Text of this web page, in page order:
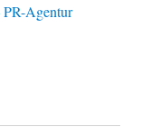
Agentur